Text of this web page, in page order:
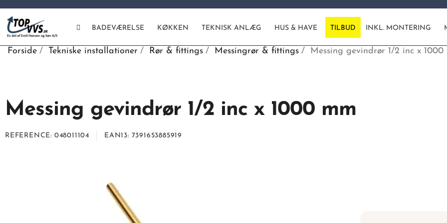
BADEVÆRELSE KØKKEN TEKNISK ANLÆG HUS & HAVE TILBUD INKL. MONTERING
Forside Tekniske installationer Rør & fittings Messingrør & fittings Messing gevindrør 1/2 inc x 1000
Messing gevindrør 1/2 inc x 1000 mm
REFERENCE 048011104 EAN13 7391653885919